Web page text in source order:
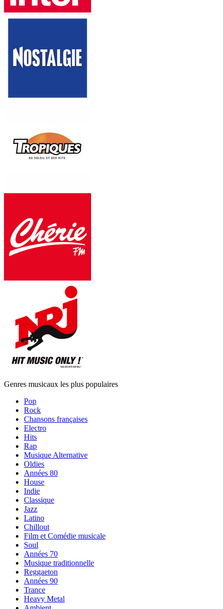
Genres musicaux les plus populaires
Pop
Rock
Chansons françaises
Electro
Hits
Rap
Musique Alternative
Oldies
Années 80
House
Indie
Classique
Jazz
Latino
Chillout
Film et Comédie musicale
Soul
Années 70
Musique traditionnelle
Reggaeton
Années 90
Trance
Heavy Metal